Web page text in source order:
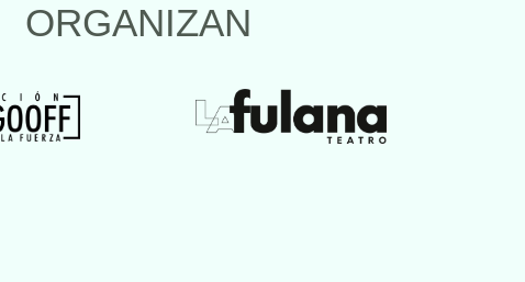
ORGANIZAN